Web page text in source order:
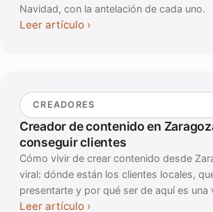
Navidad, con la antelación de cada uno.
Leer artículo
CREADORES
Creador de contenido en
conseguir clientes
Cómo vivir de crear contenido desde
viral: dónde están los clientes locales,
presentarte y por qué ser de aquí es una
Leer artículo